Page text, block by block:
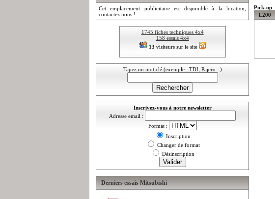
Cet emplacement publicitaire est disponible à la location,
contactez nous !
1745 fiches techniques 4x4
158 essais 4x4
13 visiteurs sur le site
Tapez un mot clé (exemple : TDI, Pajero...)
Inscrivez-vous à notre newsletter
Adresse email :
Format :
Inscription
Changer de format
Désinscription
Derniers essais Mitsubishi
Pick-up
L200